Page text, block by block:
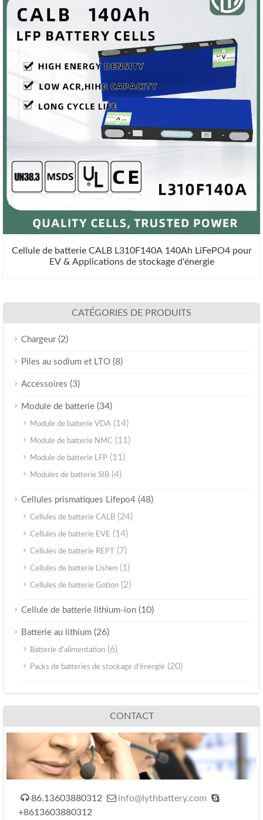
Cellule de batterie CALB L310F140A 140Ah LiFePO4 pour
EV & Applications de stockage d'énergie
CATÉGORIES DE PRODUITS
Chargeur(2)
Piles au sodium et LTO (8)
Accessoires (3)
Module de batterie (34)
Module de batterie VDA (14)
Module de batterie NMC (11)
Module de batterie LFP (11)
Modules de batterie SIB (4)
Cellules prismatiques Lifepo4 (48)
Cellules de batterie CALB (24)
Cellules de batterie EVE (14)
Cellules de batterie REPT (7)
Cellules de batterie Lishen (1)
Cellules de batterie Gotion (2)
Cellule de batterie lithium-ion (10)
Batterie au lithium (26)
Batterie d'alimentation (6)
Packs de batteries de stockage d'énergie (20)
CONTACT
 86.13603880312  info@lythbattery.com 
+8613603880312